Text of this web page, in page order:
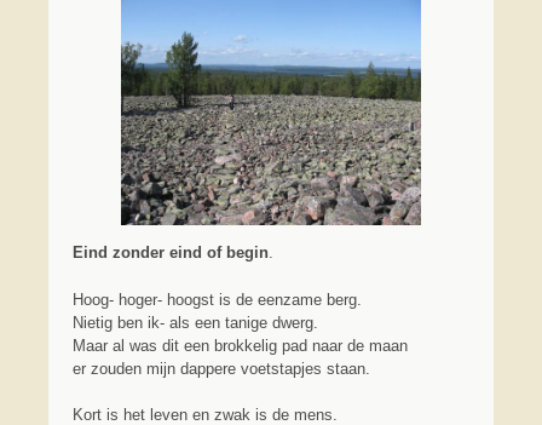
Eind zonder eind of begin.
Hoog- hoger- hoogst is de eenzame berg.
Nietig ben ik- als een tanige dwerg.
Maar al was dit een brokkelig pad naar de maan
er zouden mijn dappere voetstapjes staan.
Kort is het leven en zwak is de mens.